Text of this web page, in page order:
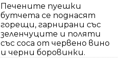
Печените пуешки
бутчета се поднасят
горещи, гарнирани със
зеленчуците и поляти
със соса от червено вино
и черни боровинки.